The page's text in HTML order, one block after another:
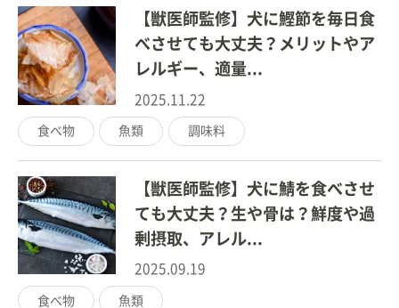
【獣医師監修】犬に鰹節を毎日食
べさせても大丈夫？メリットやア
レルギー、適量...
2025.11.22
食べ物 魚類 調味料
【獣医師監修】犬に鯖を食べさせ
ても大丈夫？生や骨は？鮮度や過
剰摂取、アレル...
2025.09.19
食べ物 魚類